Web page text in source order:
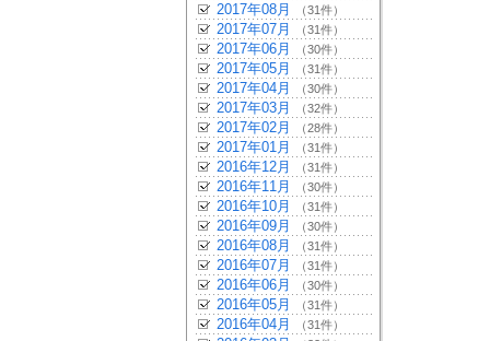
2017年08月 （31件）
2017年07月 （31件）
2017年06月 （30件）
2017年05月 （31件）
2017年04月 （30件）
2017年03月 （32件）
2017年02月 （28件）
2017年01月 （31件）
2016年12月 （31件）
2016年11月 （30件）
2016年10月 （31件）
2016年09月 （30件）
2016年08月 （31件）
2016年07月 （31件）
2016年06月 （30件）
2016年05月 （31件）
2016年04月 （31件）